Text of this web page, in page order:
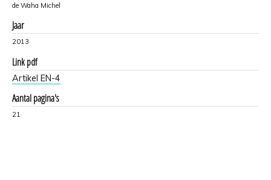
de Waha Michel
Jaar
2013
Link pdf
Artikel EN-4
Aantal pagina's
21